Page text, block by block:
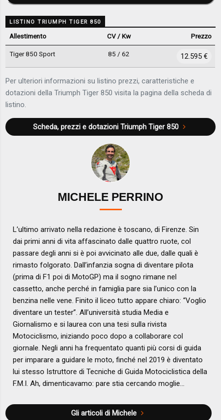
LISTINO TRIUMPH TIGER 850
Allestimento CV / Kw Prezzo
Tiger 850 Sport 85 / 62 12.595 €
Per ulteriori informazioni su listino prezzi, caratteristiche e
dotazioni della Triumph Tiger 850 visita la pagina della scheda di
listino.
Scheda, prezzi e dotazioniTriumph Tiger 850
MICHELE PERRINO
L’ultimo arrivato nella redazione è toscano, di Firenze. Sin
dai primi anni di vita affascinato dalle quattro ruote, col
passare degli anni si è poi avvicinato alle due, dalle quali è
rimasto folgorato. Dall’infanzia sogna di diventare pilota
(prima di F1 poi di MotoGP) ma il sogno rimane nel
cassetto, anche perché in famiglia pare sia l’unico con la
benzina nelle vene. Finito il liceo tutto appare chiaro: “Voglio
diventare un tester”. All’università studia Media e
Giornalismo e si laurea con una tesi sulla rivista
Motociclismo, iniziando poco dopo a collaborare col
giornale. Negli anni ha frequentato quanti più corsi di guida
per imparare a guidare le moto, finché nel 2019 è diventato
lui stesso Istruttore di Tecniche di Guida Motociclistica della
F.M.I. Ah, dimenticavamo: pare stia cercando moglie…
Gli articoli di Michele